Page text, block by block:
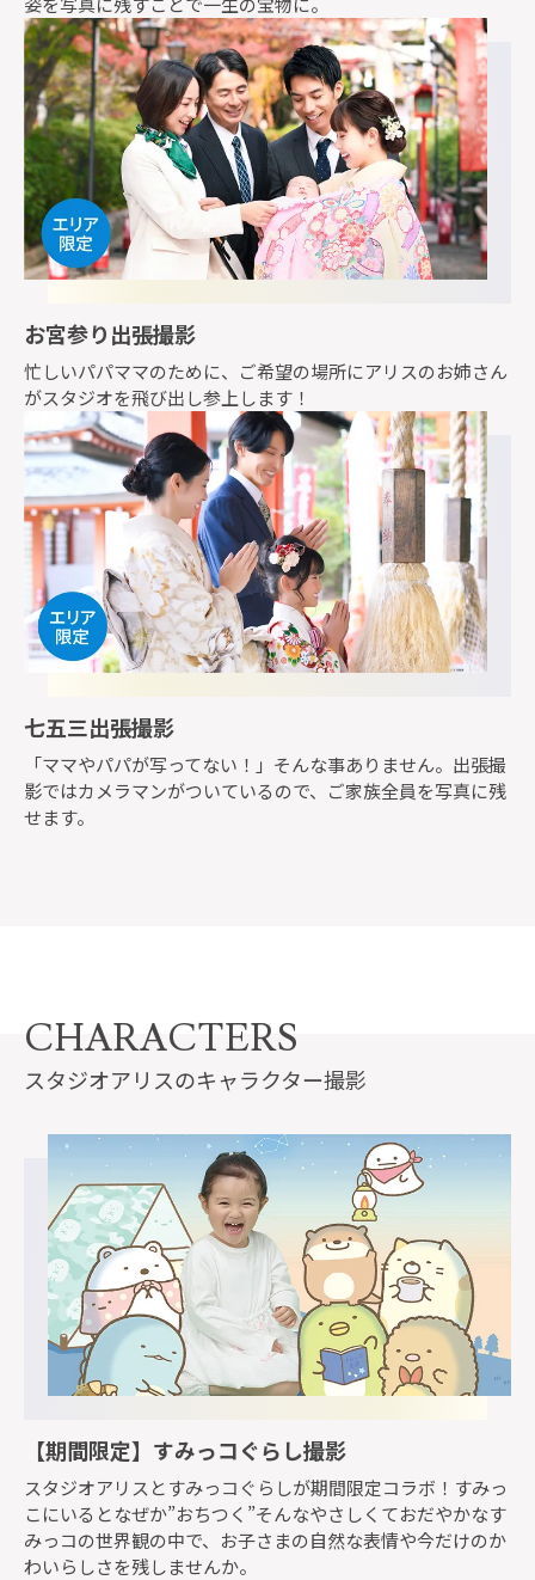
お宮参り出張撮影
忙しいパパママのために、ご希望の場所にアリスのお姉さん
がスタジオを飛び出し参上します！
七五三出張撮影
「ママやパパが写ってない！」そんな事ありません。出張撮
影ではカメラマンがついているので、ご家族全員を写真に残
せます。
CHARACTERS
スタジオアリスのキャラクター撮影
【期間限定】すみっコぐらし撮影
スタジオアリスとすみっコぐらしが期間限定コラボ！ すみっ
こにいるとなぜか”おちつく”そんなやさしくておだやかなす
みっコの世界観の中で、お子さまの自然な表情や今だけのか
わいらしさを残しませんか。